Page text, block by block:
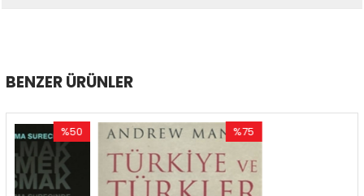
BENZER ÜRÜNLER
%50
%75
İndirim
%75İndirim